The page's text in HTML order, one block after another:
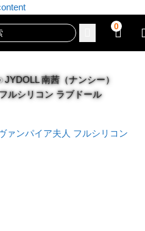
0
JYDOLL 南茜（ナンシー）
ルシリコン ラブドール